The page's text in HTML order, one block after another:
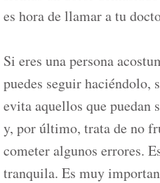
es hora de llamar a tu
Si eres una persona
puedes seguir haciéndolo,
evita aquellos que puedan
y, por último, trata de no
cometer algunos errores.
tranquila. Es muy